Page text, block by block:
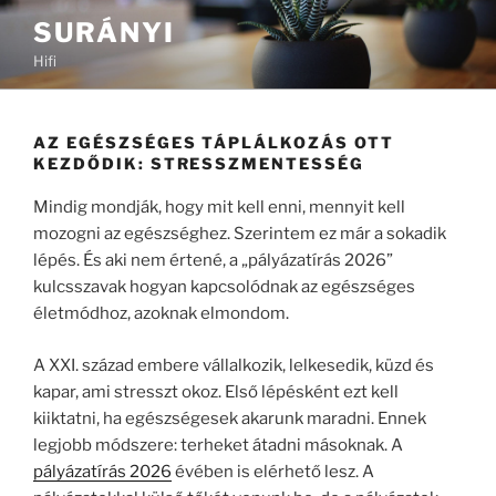
Tartalomhoz
SURÁNYI
Hifi
AZ EGÉSZSÉGES TÁPLÁLKOZÁS OTT
KEZDŐDIK: STRESSZMENTESSÉG
Mindig mondják, hogy mit kell enni, mennyit kell
mozogni az egészséghez. Szerintem ez már a sokadik
lépés. És aki nem értené, a „pályázatírás 2026”
kulcsszavak hogyan kapcsolódnak az egészséges
életmódhoz, azoknak elmondom.
A XXI. század embere vállalkozik, lelkesedik, küzd és
kapar, ami stresszt okoz. Első lépésként ezt kell
kiiktatni, ha egészségesek akarunk maradni. Ennek
legjobb módszere: terheket átadni másoknak. A
pályázatírás 2026 évében is elérhető lesz. A